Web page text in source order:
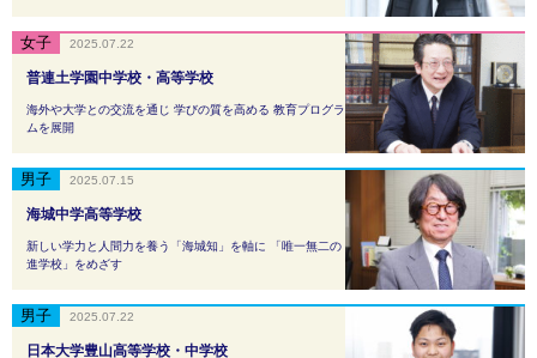
普連土学園中学校・高等学校
海外や大学との交流を通じ 学びの質を高める 教育プログラ
ムを展開
2025.07.22
海城中学高等学校
新しい学力と人間力を養う「海城知」を軸に 「唯一無二の
進学校」をめざす
2025.07.15
日本大学豊山高等学校・中学校
2025.07.22